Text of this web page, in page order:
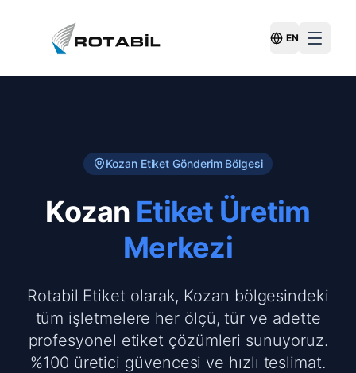
Switch
EN
Kozan Etiket Gönderim Bölgesi
Kozan Etiket Üretim
Merkezi
Rotabil Etiket olarak, Kozan bölgesindeki
tüm işletmelere her ölçü, tür ve adette
profesyonel etiket çözümleri sunuyoruz.
%100 üretici güvencesi ve hızlı teslimat.